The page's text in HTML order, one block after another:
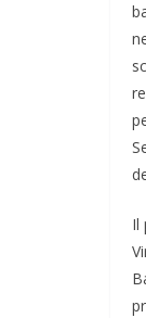
Il